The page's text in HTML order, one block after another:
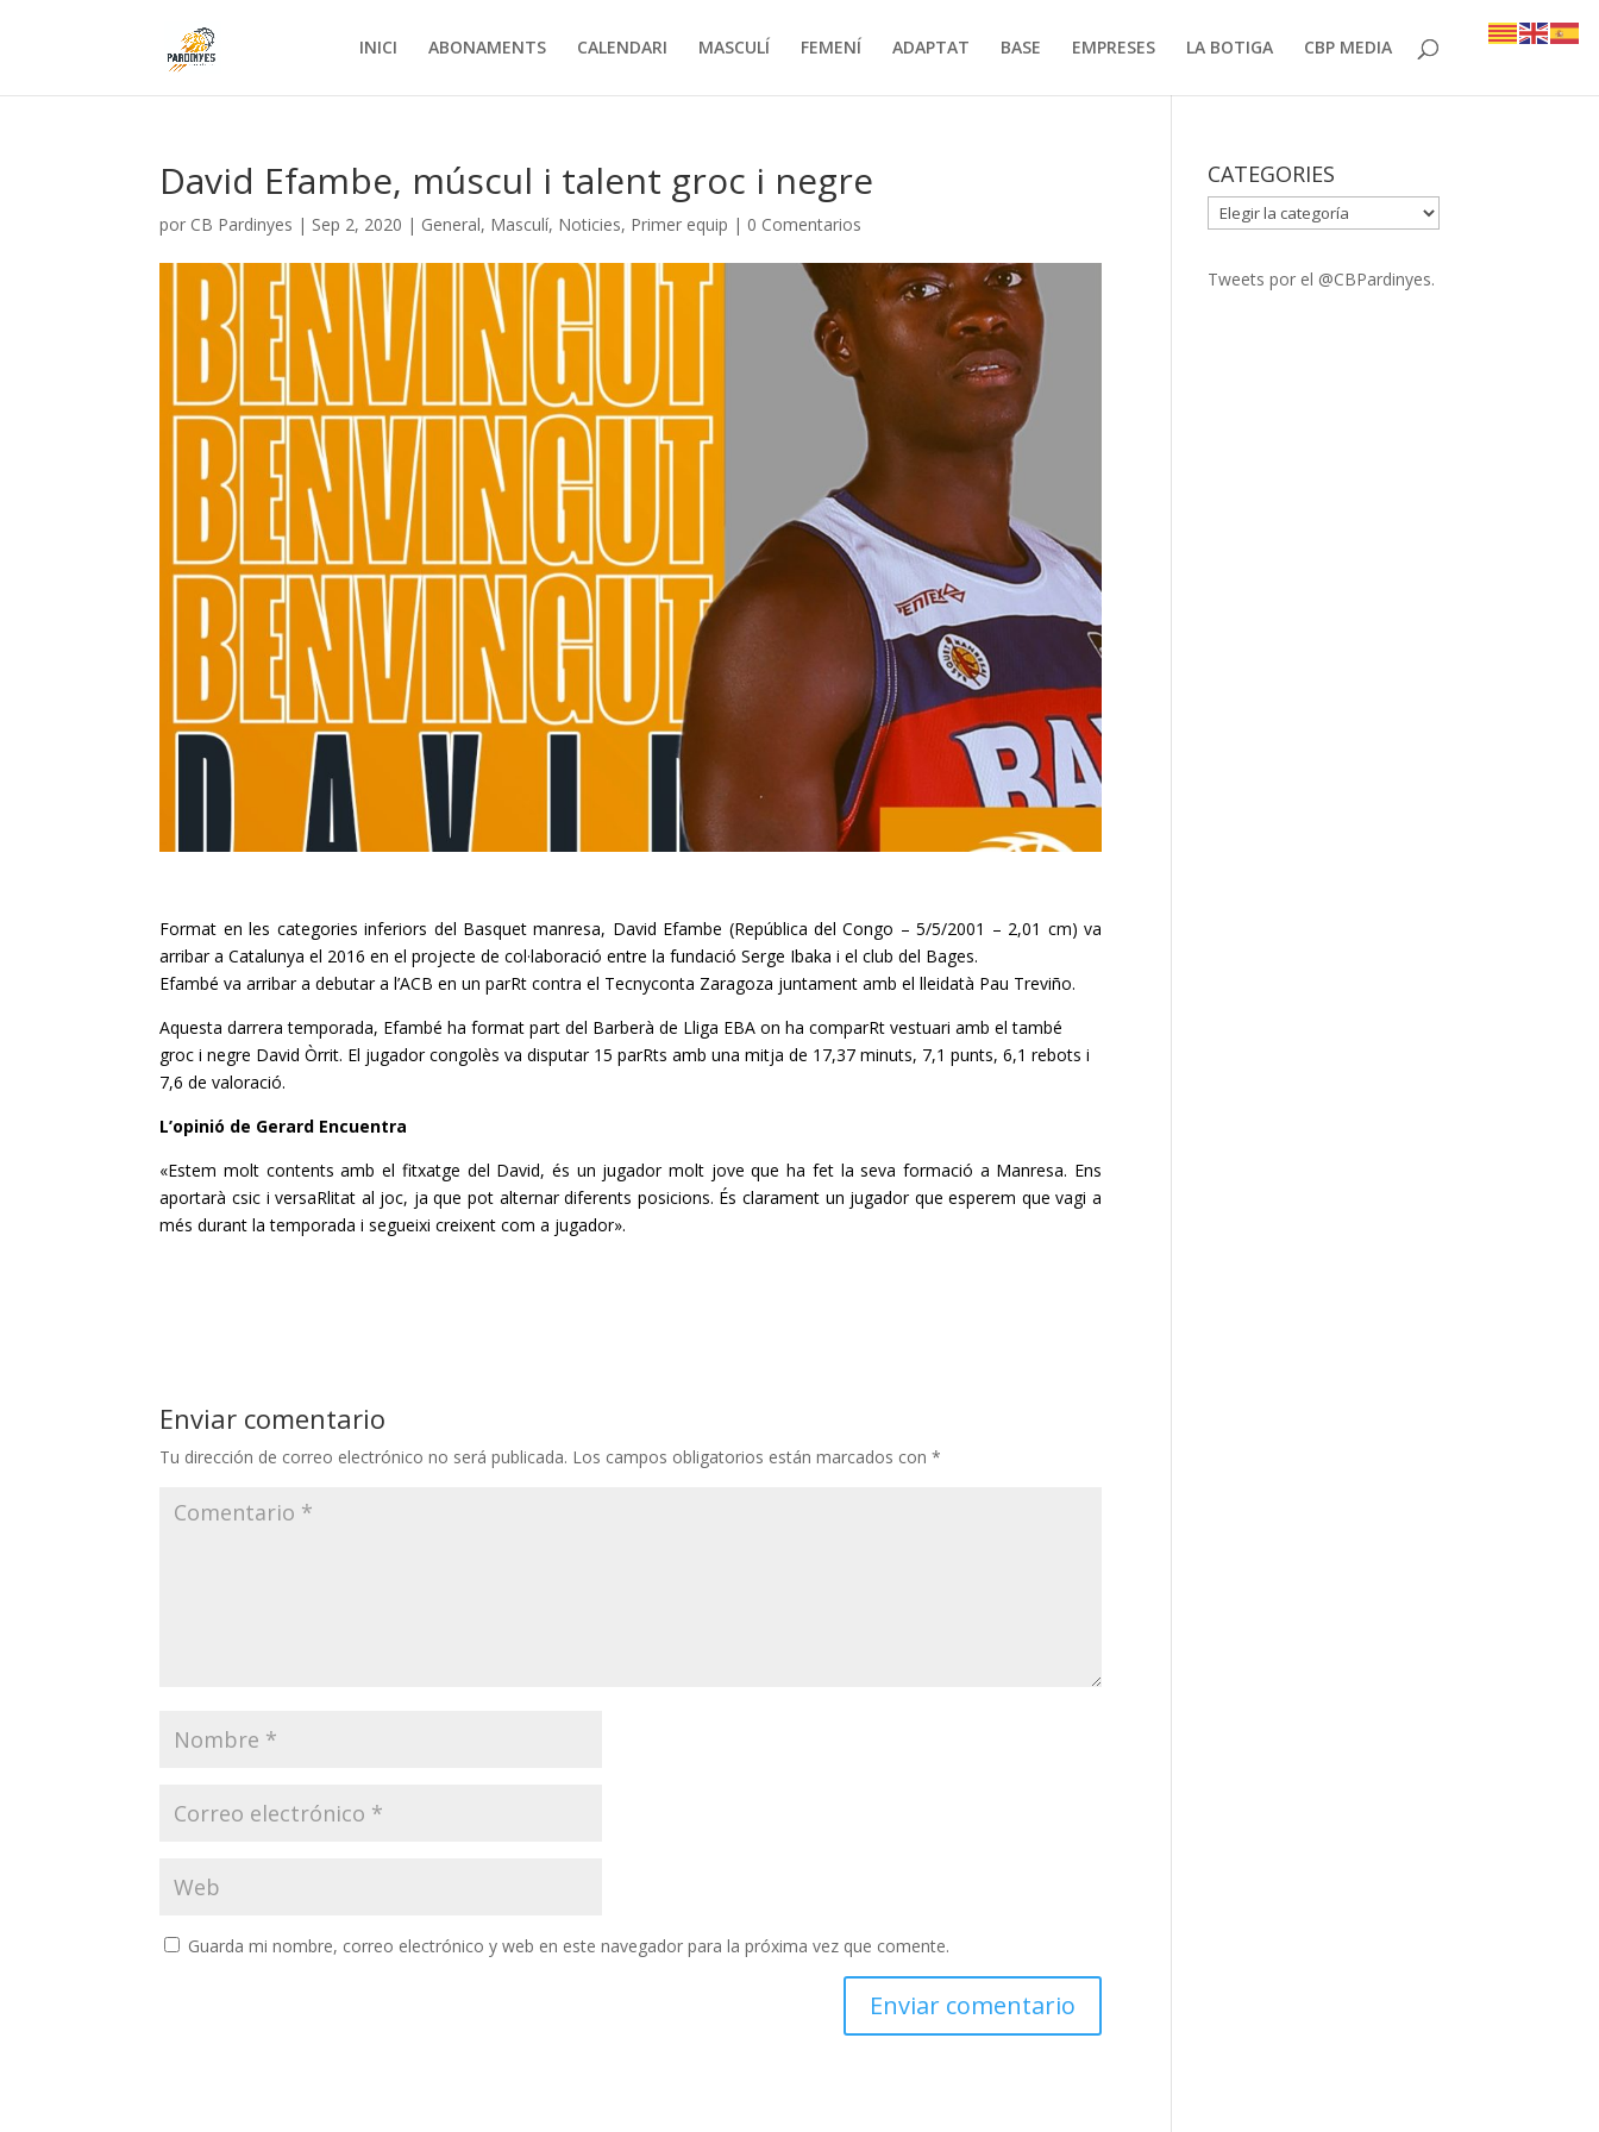
INICI ABONAMENTS CALENDARI MASCULÍ FEMENÍ ADAPTAT BASE EMPRESES LA BOTIGA CBP MEDIA
David Efambe, múscul i talent groc i negre
por CB Pardinyes | Sep 2, 2020 | General, Masculí, Noticies, Primer equip | 0 Comentarios
Format en les categories inferiors del Basquet manresa, David Efambe (República del Congo – 5/5/2001 – 2,01 cm) va
arribar a Catalunya el 2016 en el projecte de col·laboració entre la fundació Serge Ibaka i el club del Bages.
Efambé va arribar a debutar a l’ACB en un parRt contra el Tecnyconta Zaragoza juntament amb el lleidatà Pau Treviño.
Aquesta darrera temporada, Efambé ha format part del Barberà de Lliga EBA on ha comparRt vestuari amb el també
groc i negre David Òrrit. El jugador congolès va disputar 15 parRts amb una mitja de 17,37 minuts, 7,1 punts, 6,1 rebots i
7,6 de valoració.
L’opinió de Gerard Encuentra
«Estem molt contents amb el fitxatge del David, és un jugador molt jove que ha fet la seva formació a Manresa. Ens
aportarà csic i versaRlitat al joc, ja que pot alternar diferents posicions. És clarament un jugador que esperem que vagi a
més durant la temporada i segueixi creixent com a jugador».
Enviar comentario
Tu dirección de correo electrónico no será publicada. Los campos obligatorios están marcados con*
Guarda mi nombre, correo electrónico y web en este navegador para la próxima vez que comente.
CATEGORIES
CATEGORIES
Tweets por el @CBPardinyes.